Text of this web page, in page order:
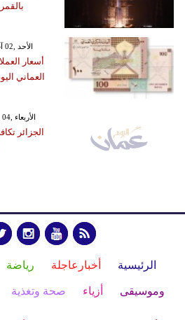
GMT 10:34 2026 الأحد ,02 آب / أغسطس
أسعار
العماني اليوم الأحد
GMT 21:24 2019 الأربعاء ,04 أيلول / سبتمبر
الجزائر
الرئيسية أخبارعاجلة رياضة
وموسيقى أزياء صحة وتغذية